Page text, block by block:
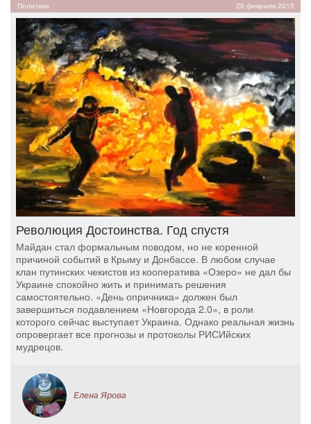
Политика 20 февраля 2015
Революция Достоинства. Год спустя
Майдан стал формальным поводом, но не коренной
причиной событий в Крыму и Донбассе. В любом случае
клан путинских чекистов из кооператива «Озеро» не дал бы
Украине спокойно жить и принимать решения
самостоятельно. «День опричника» должен был
завершиться подавлением «Новгорода 2.0», в роли
которого сейчас выступает Украина. Однако реальная жизнь
опровергает все прогнозы и протоколы РИСИйских
мудрецов.
Елена Ярова